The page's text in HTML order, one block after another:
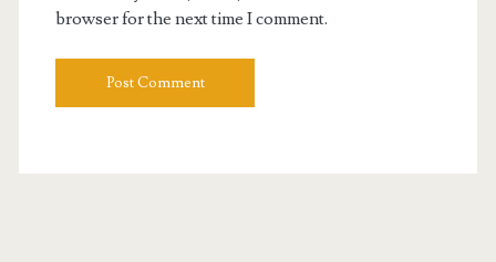
browser for the next time I comment.